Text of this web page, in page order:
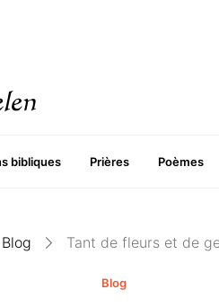
bibliques Prières Poèmes
Blog Tant de fleurs et de
Blog